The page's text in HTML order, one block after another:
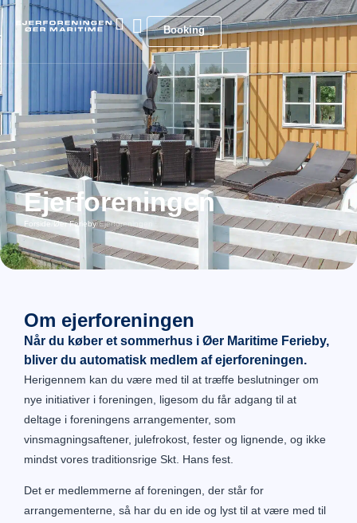
Booking
Ejerforeningen
Forside Øer Ferieby/Ejerforeningen
Om ejerforeningen
Når du køber et sommerhus i Øer Maritime Ferieby,
bliver du automatisk medlem af ejerforeningen.
Herigennem kan du være med til at træffe beslutninger om
nye initiativer i foreningen, ligesom du får adgang til at
deltage i foreningens arrangementer, som
vinsmagningsaftener, julefrokost, fester og lignende, og ikke
mindst vores traditionsrige Skt. Hans fest.
Det er medlemmerne af foreningen, der står for
arrangementerne, så har du en ide og lyst til at være med til